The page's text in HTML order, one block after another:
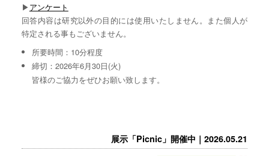
▶︎アンケート
回答内容は研究以外の目的には使用いたしません。また個人が
特定される事もございません。
所要時間：10分程度
締切：2026年6月30日(火)
皆様のご協力をぜひお願い致します。
展示「Picnic」開催中｜2026.05.21